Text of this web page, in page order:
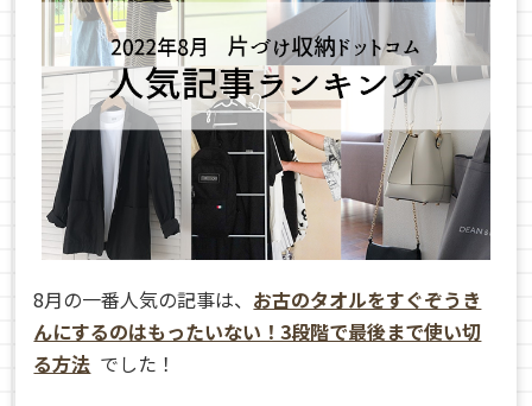
8月の一番人気の記事は、 お古のタオルをすぐぞうき
んにするのはもったいない！3段階で最後まで使い切
る方法 でした！